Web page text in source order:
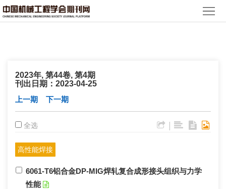
首
2023年, 第44卷, 第4期
刊出日期：2023-04-25
上一期
下一期
全选
高性能焊接
6061-T6铝合金DP-MIG焊轧复合成形接头组织与力学
性能